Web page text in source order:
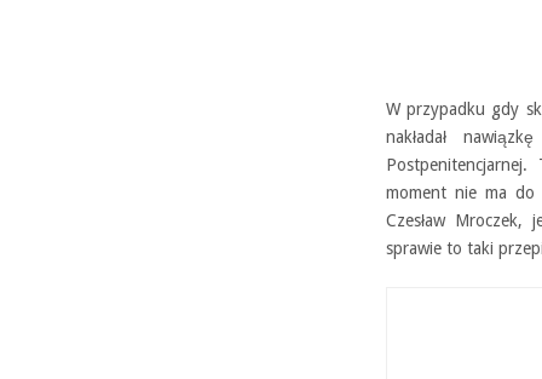
W przypadku gdy
nakładał
moment nie ma do
Czesław Mroczek,
sprawie to taki